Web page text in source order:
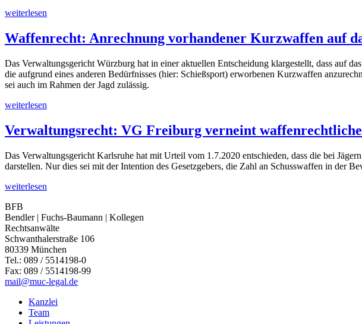
weiterlesen
Waffenrecht: Anrechnung vorhandener Kurzwaffen auf
Das Verwaltungsgericht Würzburg hat in einer aktuellen Entscheidung klargestellt, dass auf
die aufgrund eines anderen Bedürfnisses (hier: Schießsport) erworbenen Kurzwaffen
sei auch im Rahmen der Jagd zulässig.
weiterlesen
Verwaltungsrecht: VG Freiburg verneint
Das Verwaltungsgericht Karlsruhe hat mit Urteil vom 1.7.2020 entschieden, dass die bei
darstellen. Nur dies sei mit der Intention des Gesetzgebers, die Zahl an Schusswaffen in der
weiterlesen
BFB
Bendler | Fuchs-Baumann | Kollegen
Rechtsanwälte
Schwanthalerstraße 106
80339 München
Tel.: 089 / 5514198-0
Fax: 089 / 5514198-99
mail@muc-legal.de
Kanzlei
Team